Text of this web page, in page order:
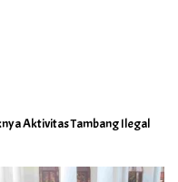
Aktivitas Tambang Ilegal